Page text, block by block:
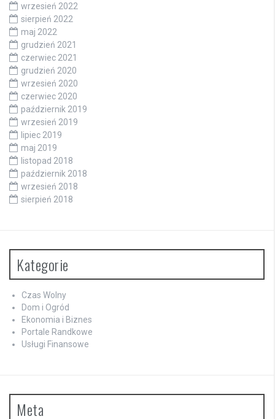
wrzesień 2022
sierpień 2022
maj 2022
grudzień 2021
czerwiec 2021
grudzień 2020
wrzesień 2020
czerwiec 2020
październik 2019
wrzesień 2019
lipiec 2019
maj 2019
listopad 2018
październik 2018
wrzesień 2018
sierpień 2018
Kategorie
Czas Wolny
Dom i Ogród
Ekonomia i Biznes
Portale Randkowe
Usługi Finansowe
Meta